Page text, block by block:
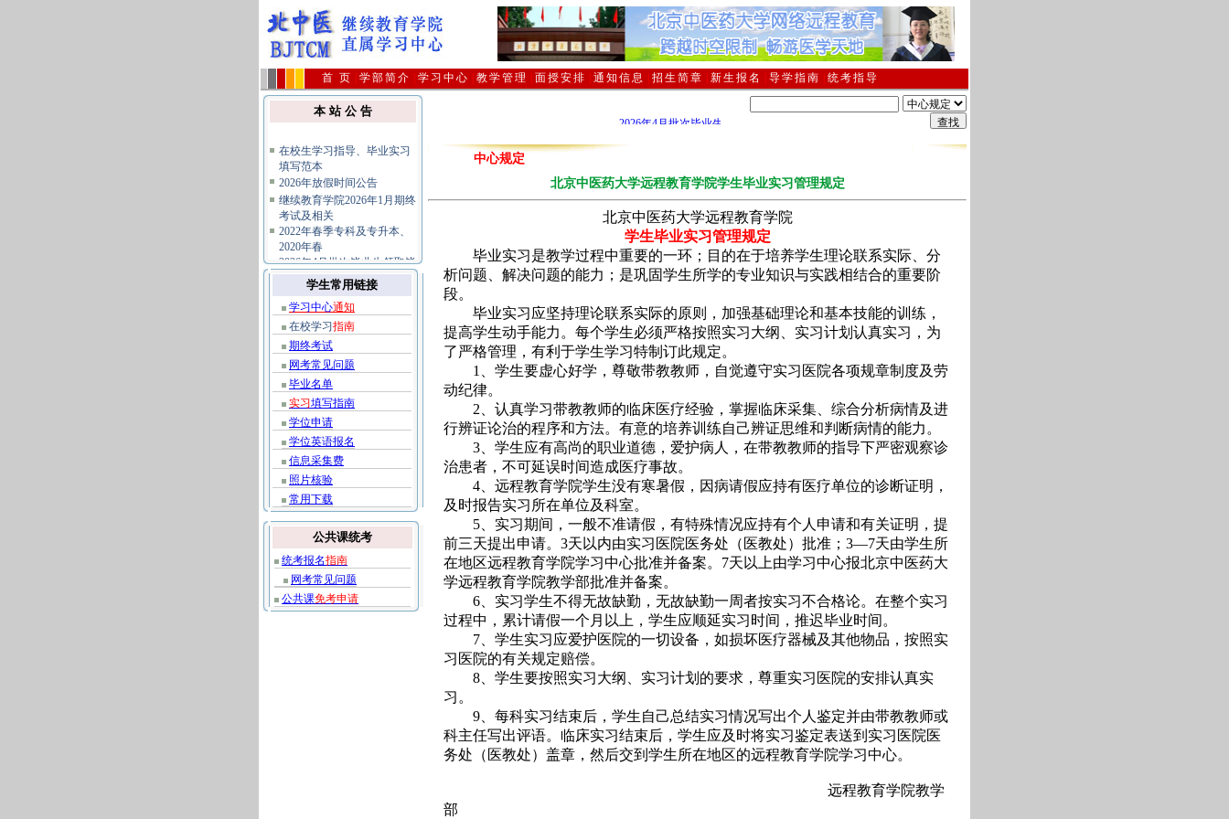
首 页 学部简介 学习中心 教学管理 面授安排 通知信息 招生简章 新生报名 导学指南 统考指导
本 站 公 告
在校生学习指导、毕业实习
填写范本
2026年放假时间公告
继续教育学院2026年1月期终
考试及相关
2022年春季专科及专升本、
2020年春
2026年4月批次毕业生领取毕
业证及档案
关于不要购买假冒复习题避
免上当受骗的公告
公共课统考报名及相关规定
指南
学生常用链接
学习中心通知
在校学习 指南
期终考试
网考常见问题
毕业名单
实习 填写指南
学位申请
学位英语报名
信息采集费
照片核验
常用下载
公共课统考
统考报名指南
网考常见问题
公共课免考申请
2026年4月批次毕业生领取毕业证及档案通知 2026年1月期终考试及相关通知;
中心规定
北京中医药大学远程教育学院学生毕业实习管理规定
北京中医药大学远程教育学院
学生毕业实习管理规定
毕业实习是教学过程中重要的一环；目的在于培养学生理论联系实际、分
析问题、解决问题的能力；是巩固学生所学的专业知识与实践相结合的重要阶
段。
毕业实习应坚持理论联系实际的原则，加强基础理论和基本技能的训练，
提高学生动手能力。每个学生必须严格按照实习大纲、实习计划认真实习，为
了严格管理，有利于学生学习特制订此规定。
1、学生要虚心好学，尊敬带教教师，自觉遵守实习医院各项规章制度及劳
动纪律。
2、认真学习带教教师的临床医疗经验，掌握临床采集、综合分析病情及进
行辨证论治的程序和方法。有意的培养训练自己辨证思维和判断病情的能力。
3、学生应有高尚的职业道德，爱护病人，在带教教师的指导下严密观察诊
治患者，不可延误时间造成医疗事故。
4、远程教育学院学生没有寒暑假，因病请假应持有医疗单位的诊断证明，
及时报告实习所在单位及科室。
5、实习期间，一般不准请假，有特殊情况应持有个人申请和有关证明，提
前三天提出申请。3天以内由实习医院医务处（医教处）批准；3—7天由学生所
在地区远程教育学院学习中心批准并备案。7天以上由学习中心报北京中医药大
学远程教育学院教学部批准并备案。
6、实习学生不得无故缺勤，无故缺勤一周者按实习不合格论。在整个实习
过程中，累计请假一个月以上，学生应顺延实习时间，推迟毕业时间。
7、学生实习应爱护医院的一切设备，如损坏医疗器械及其他物品，按照实
习医院的有关规定赔偿。
8、学生要按照实习大纲、实习计划的要求，尊重实习医院的安排认真实
习。
9、每科实习结束后，学生自己总结实习情况写出个人鉴定并由带教教师或
科主任写出评语。临床实习结束后，学生应及时将实习鉴定表送到实习医院医
务处（医教处）盖章，然后交到学生所在地区的远程教育学院学习中心。
远程教育学院教学
部